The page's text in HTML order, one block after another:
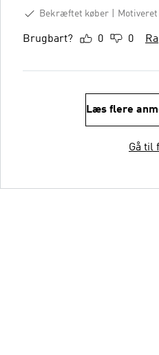
Bekræftet køber
Brugbart? 0 0
Læs flere
Gå til